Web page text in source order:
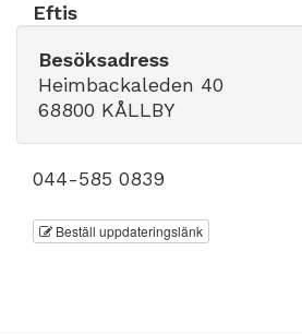
Eftis
Besöksadress
Heimbackaleden 40
68800 KÅLLBY
044-585 0839
Beställ uppdateringslänk